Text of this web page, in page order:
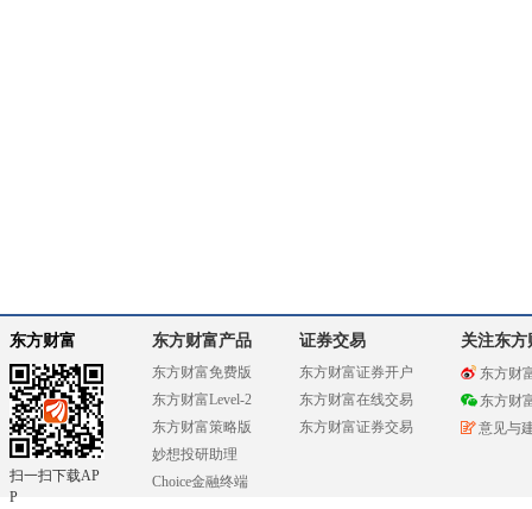
东方财富
扫一扫下载AP
P
东方财富产品
东方财富免费版
东方财富Level-2
东方财富策略版
妙想投研助理
Choice金融终端
证券交易
东方财富证券开户
东方财富在线交易
东方财富证券交易
关注东方
东方财
东方财
意见与